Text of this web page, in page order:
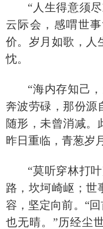
“人生得意须
云际会，感喟世
价。岁月如歌，人
忱。
“海内存知己
奔波劳碌，那份源
随形，未曾消减。
昨日重临，青葱岁
“莫听穿林打
路，坎坷崎岖；世
容，坚定向前。“
也无晴。”历经尘